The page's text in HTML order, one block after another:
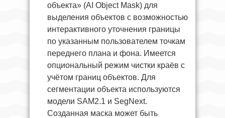
объекта» (AI Object Mask) для
выделения объектов с возможностью
интерактивного уточнения границы
по указанным пользователем точкам
переднего плана и фона. Имеется
опциональный режим чистки краёв с
учётом границ объектов. Для
сегментации объекта используются
модели SAM2.1 и SegNext.
Созданная маска может быть